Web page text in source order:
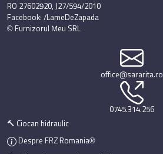
RO 27602920, J27/594/2010
Facebook: /LameDeZapada
© Furnizorul Meu SRL
office@sararita.ro
0745.314.256
🔨 Ciocan hidraulic
Despre FRZ Romania®